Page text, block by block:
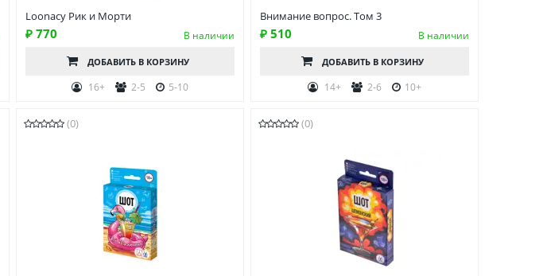
Loonacy Рик и Морти
₽ 770 В наличии
ДОБАВИТЬ В КОРЗИНУ
16+ 2-5 5-10
Внимание вопрос. Том 3
₽ 510 В наличии
ДОБАВИТЬ В КОРЗИНУ
14+ 2-6 10+
(0) (0)